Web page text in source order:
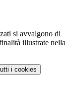
si avvalgono di
illustrate nella
i cookies